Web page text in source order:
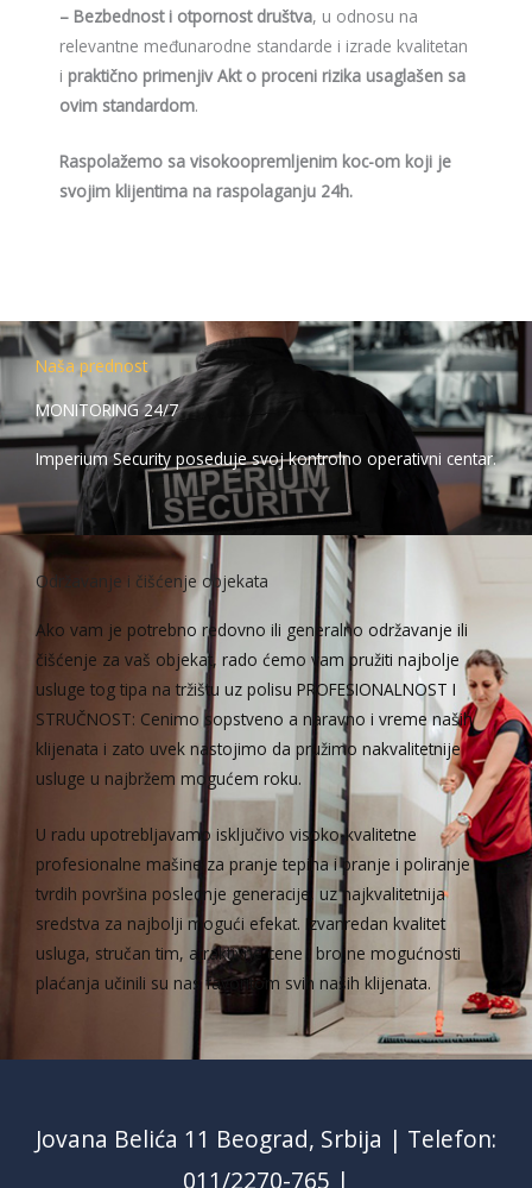
– Bezbednost i otpornost društva, u odnosu na
relevantne međunarodne standarde i izrade kvalitetan
i praktično primenjiv Akt o proceni rizika usaglašen sa
ovim standardom.
Raspolažemo sa visokoopremljenim koc-om koji je
svojim klijentima na raspolaganju 24h.
Naša prednost
MONITORING 24/7
Imperium Security poseduje svoj kontrolno operativni centar.
Održavanje i čišćenje objekata
Ako vam je potrebno redovno ili generalno održavanje ili
čišćenje za vaš objekat, rado ćemo vam pružiti najbolje
usluge tog tipa na tržištu uz polisu PROFESIONALNOST I
STRUČNOST: Cenimo sopstveno a naravno i vreme naših
klijenata i zato uvek nastojimo da pružimo nakvalitetnije
usluge u najbržem mogućem roku.
U radu upotrebljavamo isključivo visoko-kvalitetne
profesionalne mašine za pranje tepiha i pranje i poliranje
tvrdih površina poslednje generacije, uz najkvalitetnija
sredstva za najbolji mogući efekat. Izvanredan kvalitet
usluga, stručan tim, atraktivne cene i brojne mogućnosti
plaćanja učinili su nas favoritom svih naših klijenata.
Jovana Belića 11 Beograd, Srbija | Telefon:
011/2270-765 |